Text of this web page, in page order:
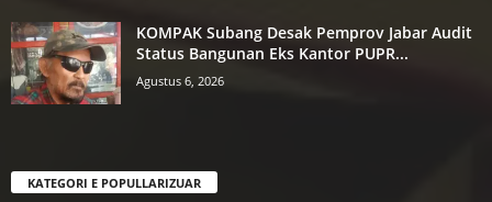
KOMPAK Subang Desak Pemprov Jabar Audit
Status Bangunan Eks Kantor PUPR...
Agustus 6, 2026
KATEGORI E POPULLARIZUAR